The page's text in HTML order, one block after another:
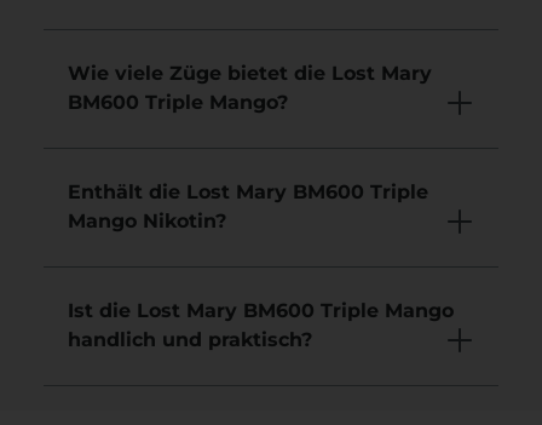
Wie viele Züge bietet die Lost Mary
BM600 Triple Mango?
Enthält die Lost Mary BM600 Triple
Mango Nikotin?
Ist die Lost Mary BM600 Triple Mango
handlich und praktisch?